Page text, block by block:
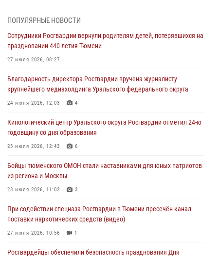
06 августа 2026, 04:41 3
Росгвардейцы в Тюменской области почтили память генерала
армии Ивана Кирилловича Яковлева
05 августа 2026, 11:03
В Тюмени офицер Росгвардии в радиоэфире напомнил гражданам о
мерах безопасного владения оружием
05 августа 2026, 09:56
Военнослужащие Росгвардии сбили дрон-разведчик ВСУ на южном
направлении
05 августа 2026, 05:35
Стальной характер продемонстрировали росгвардейцы в ходе
масштабных спортивных событий на Урале
05 августа 2026, 05:22
ПОПУЛЯРНЫЕ НОВОСТИ
Сотрудники Росгвардии вернули родителям детей, потерявшихся на
праздновании 440-летия Тюмени
27 июля 2026, 08:27
Благодарность директора Росгвардии вручена журналисту
крупнейшего медиахолдинга Уральского федерального округа
24 июля 2026, 12:03 4
Кинологический центр Уральского округа Росгвардии отметил 24-ю
годовщину со дня образования
23 июля 2026, 12:43 6
Бойцы тюменского ОМОН стали наставниками для юных патриотов
из региона и Москвы
23 июля 2026, 11:02 3
При содействии спецназа Росгвардии в Тюмени пресечён канал
поставки наркотических средств (видео)
27 июля 2026, 10:56 1
Росгвардейцы обеспечили безопасность празднования Дня